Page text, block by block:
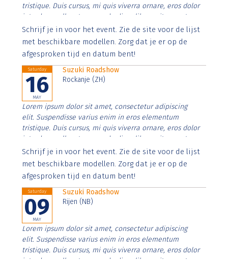
tristique. Duis cursus, mi quis viverra ornare, eros dolor
interdum nulla, ut commodo diam libero vitae erat.
Aenean faucibus nibh et justo cursus id rutrum lorem
imperdiet. Nunc ut sem vitae risus tristique posuere.
Schrijf je in voor het event. Zie de site voor de lijst
met beschikbare modellen. Zorg dat je er op de
afgesproken tijd en datum bent!
Saturday
16
MAY
Suzuki Roadshow
Rockanje (ZH)
Lorem ipsum dolor sit amet, consectetur adipiscing
elit. Suspendisse varius enim in eros elementum
tristique. Duis cursus, mi quis viverra ornare, eros dolor
interdum nulla, ut commodo diam libero vitae erat.
Aenean faucibus nibh et justo cursus id rutrum lorem
imperdiet. Nunc ut sem vitae risus tristique posuere.
Schrijf je in voor het event. Zie de site voor de lijst
met beschikbare modellen. Zorg dat je er op de
afgesproken tijd en datum bent!
Saturday
09
MAY
Suzuki Roadshow
Rijen (NB)
Lorem ipsum dolor sit amet, consectetur adipiscing
elit. Suspendisse varius enim in eros elementum
tristique. Duis cursus, mi quis viverra ornare, eros dolor
interdum nulla, ut commodo diam libero vitae erat.